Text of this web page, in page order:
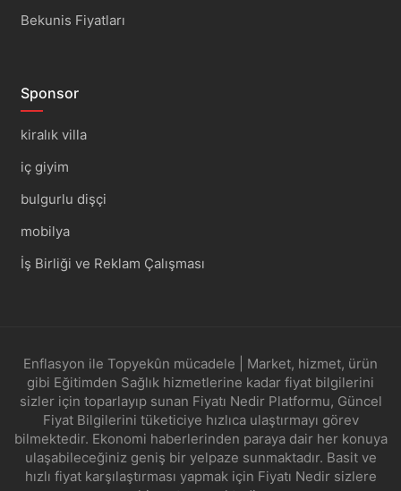
Bekunis Fiyatları
Sponsor
kiralık villa
iç giyim
bulgurlu dişçi
mobilya
İş Birliği ve Reklam Çalışması
Enflasyon ile Topyekûn mücadele | Market, hizmet, ürün
gibi Eğitimden Sağlık hizmetlerine kadar fiyat bilgilerini
sizler için toparlayıp sunan Fiyatı Nedir Platformu, Güncel
Fiyat Bilgilerini tüketiciye hızlıca ulaştırmayı görev
bilmektedir. Ekonomi haberlerinden paraya dair her konuya
ulaşabileceğiniz geniş bir yelpaze sunmaktadır. Basit ve
hızlı fiyat karşılaştırması yapmak için Fiyatı Nedir sizlere